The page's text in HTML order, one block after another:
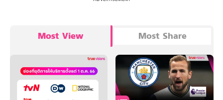
Most View Most Share